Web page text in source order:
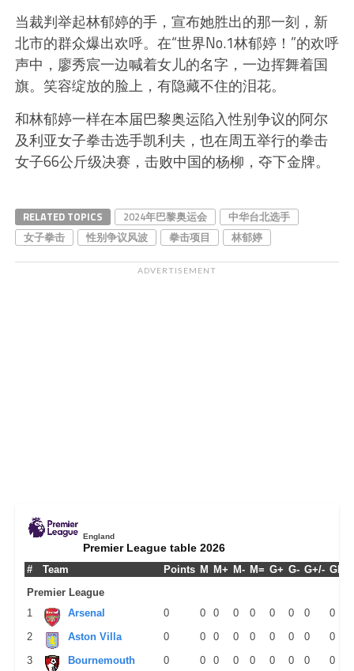
当裁判举起林郁婷的手，宣布她胜出的那一刻，新
北市的群众爆出欢呼。在“世界No.1林郁婷！”的欢呼
声中，廖秀宸一边喊着女儿的名字，一边挥舞着国
旗。笑容绽放的脸上，有隐藏不住的泪花。
和林郁婷一样在本届巴黎奥运陷入性别争议的阿尔
及利亚女子拳击选手凯利夫，也在周五举行的拳击
女子66公斤级决赛，击败中国的杨柳，夺下金牌。
RELATED TOPICS 2024年巴黎奥运会
中华台北选手
女子拳击
性别争议风波 拳击项目 林郁婷
ADVERTISEMENT
England
Premier League table 2026
# Team Points M M+ M- M= G+ G- G+/- GPM
Premier League
1
Arsenal 0 0 0 0 0 0 0 0
0
2
Aston Villa 0 0 0 0 0 0 0 0
0
3
Bournemouth 0 0 0 0 0 0 0 0 0